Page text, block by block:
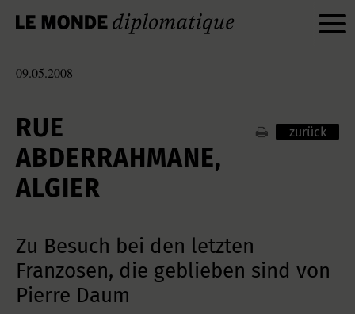
09.05.2008
RUE
ABDERRAHMANE,
ALGIER
zurück
Zu Besuch bei den letzten
Franzosen, die geblieben sind von
Pierre Daum